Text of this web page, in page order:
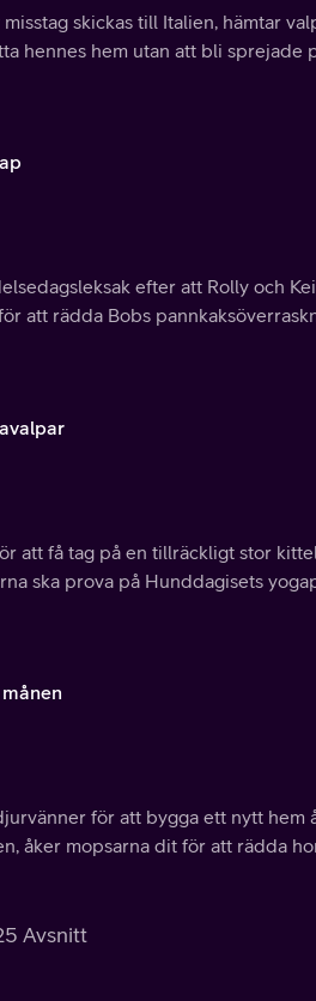
skickas till Italien, hämtar
hennes hem utan att bli sprejade
efter att Rolly och
att rädda Bobs
att få tag på en tillräckligt stor
ska prova på Hunddagisets
för att bygga ett nytt hem
åker mopsarna dit för att rädda
Avsnitt